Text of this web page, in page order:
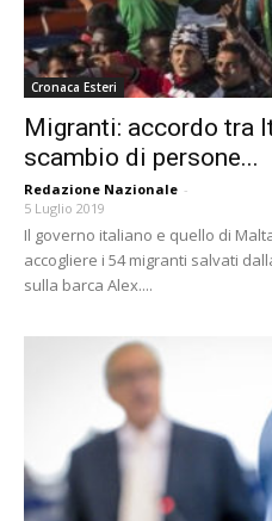
Cronaca Esteri
Migranti: accordo tra
scambio di persone...
Redazione Nazionale -
5 Luglio 2019
Il governo italiano e quello di
accogliere i 54 migranti salvati
sulla barca Alex....